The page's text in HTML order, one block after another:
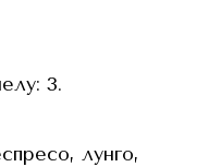
3.
лунго,